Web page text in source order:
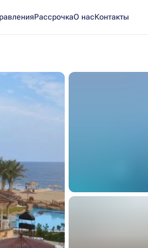
РассрочкаО насКонтакты